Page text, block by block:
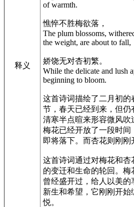
释义
of warmth.
憔悴不胜梅欲落，
The plum blossoms,
the weight, are about to fall,
娇饶无对杏初繁。
While the delicate and lush
beginning to bloom.
这首诗词描绘了二月初
节，春天已经到来，但
清寒半点暄来形容微风吹
梅花已经开放了一段时间
即将落下。而杏花则刚刚
这首诗词通过对梅花和杏
的变迁和生命的轮回。梅
曾经盛开过，给人以美
新生和希望，它刚刚开
悦。